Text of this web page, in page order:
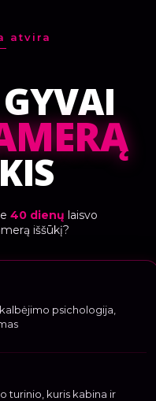
atvira
40 dienų laisvo
iššūkį?
psichologija,
turinio, kuris kabina ir